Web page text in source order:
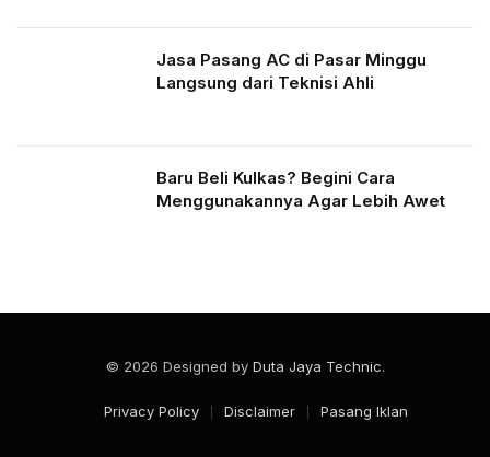
Jasa Pasang AC di Pasar Minggu
Langsung dari Teknisi Ahli
Baru Beli Kulkas? Begini Cara
Menggunakannya Agar Lebih Awet
© 2026 Designed by Duta Jaya Technic.
Privacy Policy Disclaimer Pasang Iklan